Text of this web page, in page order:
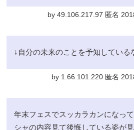
by 49.106.217.97 匿名
↓自分の未来のことを予知している
by 1.66.101.220 匿名
年末フェスでスッカラカンになっ
シャの内容見て後悔している姿が